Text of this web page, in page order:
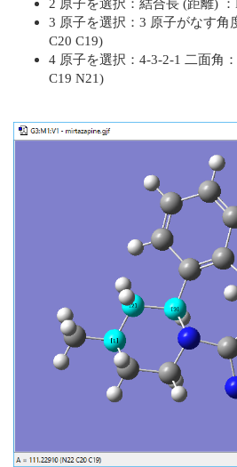
2 原子を選択：結合長 (距離)
3 原子を選択：3 原子がなす角
C20 C19)
4 原子を選択：4-3-2-1 二面角
C19 N21)